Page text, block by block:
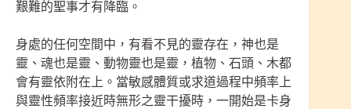
艱難的聖事才有降臨。
身處的任何空間中，有看不見的靈存在，神也是
靈、魂也是靈、動物靈也是靈，植物、石頭、木都
會有靈依附在上。當敏感體質或求道過程中頻率上
與靈性頻率接近時無形之靈干擾時，一開始是卡身